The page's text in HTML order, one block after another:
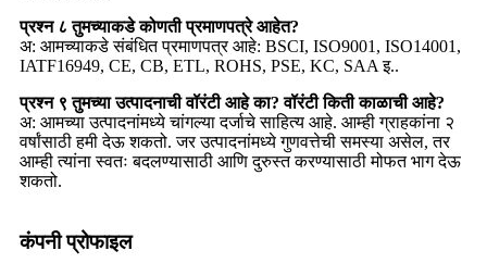
प्रश्न ८ तुमच्याकडे कोणती प्रमाणपत्रे आहेत?
अ: आमच्याकडे संबंधित प्रमाणपत्र आहे: BSCI, ISO9001, ISO14001,
IATF16949, CE, CB, ETL, ROHS, PSE, KC, SAA इ..
प्रश्न ९ तुमच्या उत्पादनाची वॉरंटी आहे का? वॉरंटी किती काळाची आहे?
अ: आमच्या उत्पादनांमध्ये चांगल्या दर्जाचे साहित्य आहे. आम्ही ग्राहकांना २
वर्षांसाठी हमी देऊ शकतो. जर उत्पादनांमध्ये गुणवत्तेची समस्या असेल, तर
आम्ही त्यांना स्वतः बदलण्यासाठी आणि दुरुस्त करण्यासाठी मोफत भाग देऊ
शकतो.
कंपनी प्रोफाइल